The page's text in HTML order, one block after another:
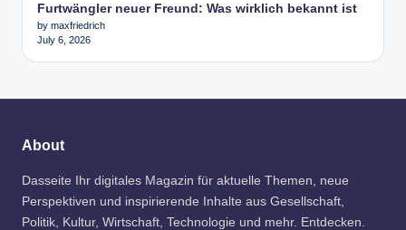
Furtwängler neuer Freund: Was wirklich bekannt ist
by maxfriedrich
July 6, 2026
About
Dasseite Ihr digitales Magazin für aktuelle Themen, neue
Perspektiven und inspirierende Inhalte aus Gesellschaft,
Politik, Kultur, Wirtschaft, Technologie und mehr. Entdecken.